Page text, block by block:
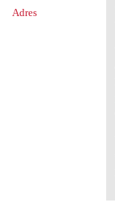
Adres